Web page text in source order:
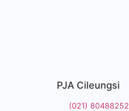
PJA Cileungsi
(021) 80488252